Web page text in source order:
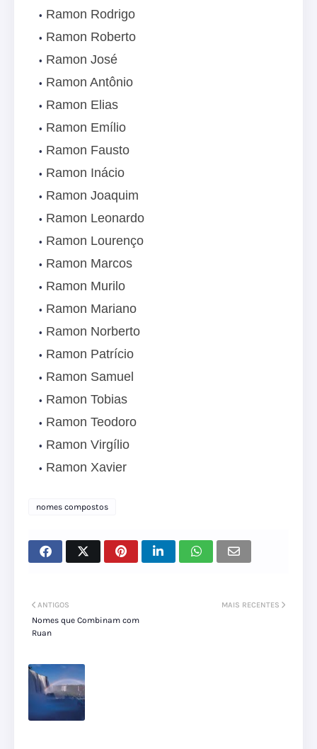
Ramon Rodrigo
Ramon Roberto
Ramon José
Ramon Antônio
Ramon Elias
Ramon Emílio
Ramon Fausto
Ramon Inácio
Ramon Joaquim
Ramon Leonardo
Ramon Lourenço
Ramon Marcos
Ramon Murilo
Ramon Mariano
Ramon Norberto
Ramon Patrício
Ramon Samuel
Ramon Tobias
Ramon Teodoro
Ramon Virgílio
Ramon Xavier
nomes compostos
MAIS RECENTES
ANTIGOS
Nomes que Combinam com
Ruan